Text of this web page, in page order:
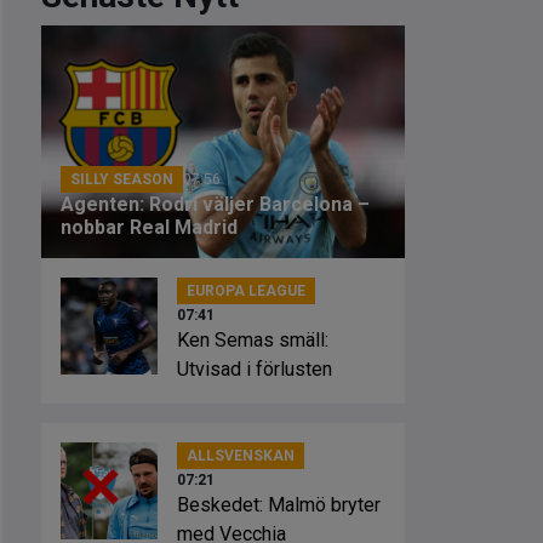
SILLY SEASON 07:56
Agenten: Rodri väljer Barcelona –
nobbar Real Madrid
EUROPA LEAGUE
07:41
Ken Semas smäll:
Utvisad i förlusten
ALLSVENSKAN
07:21
Beskedet: Malmö bryter
med Vecchia